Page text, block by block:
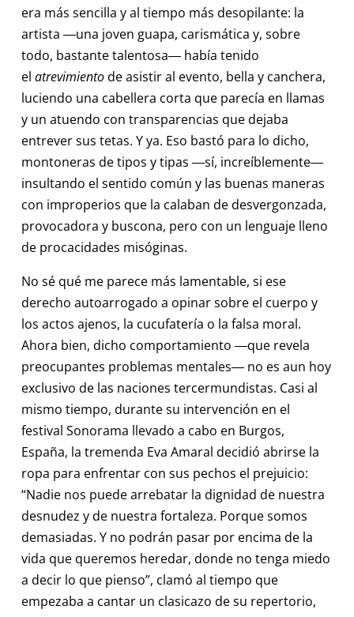
era más sencilla y al tiempo más desopilante: la
artista ―una joven guapa, carismática y, sobre
todo, bastante talentosa― había tenido
el atrevimientode asistir al evento, bella y canchera,
luciendo una cabellera corta que parecía en llamas
y un atuendo con transparencias que dejaba
entrever sus tetas. Y ya. Eso bastó para lo dicho,
montoneras de tipos y tipas ―sí, increíblemente―
insultando el sentido común y las buenas maneras
con improperios que la calaban de desvergonzada,
provocadora y buscona, pero con un lenguaje lleno
de procacidades misóginas.
No sé qué me parece más lamentable, si ese
derecho autoarrogado a opinar sobre el cuerpo y
los actos ajenos, la cucufatería o la falsa moral.
Ahora bien, dicho comportamiento ―que revela
preocupantes problemas mentales― no es aun hoy
exclusivo de las naciones tercermundistas. Casi al
mismo tiempo, durante su intervención en el
festival Sonorama llevado a cabo en Burgos,
España, la tremenda Eva Amaral decidió abrirse la
ropa para enfrentar con sus pechos el prejuicio:
“Nadie nos puede arrebatar la dignidad de nuestra
desnudez y de nuestra fortaleza. Porque somos
demasiadas. Y no podrán pasar por encima de la
vida que queremos heredar, donde no tenga miedo
a decir lo que pienso”, clamó al tiempo que
empezaba a cantar un clasicazo de su repertorio,